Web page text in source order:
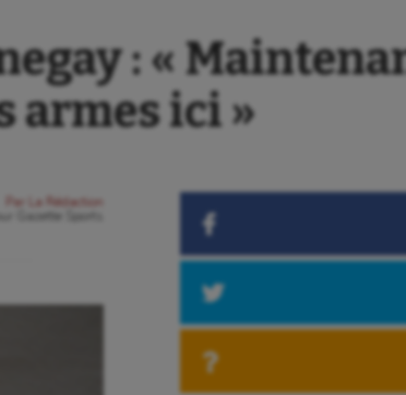
: «
armes ici »
Par
La Rédaction
Gazette Sports